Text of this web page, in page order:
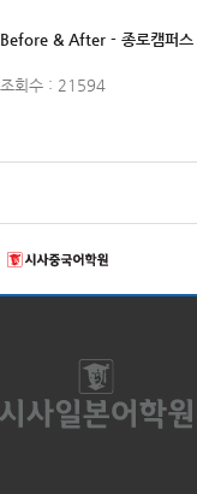
Before & After - 종로캠퍼스
조회수 : 21594